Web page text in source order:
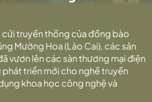
cửi truyền thống của đồng bào
Mường Hoa (Lào Cai), các sản
vươn lên các sàn thương mại điện
triển mới cho nghề truyền
khoa học công nghệ và